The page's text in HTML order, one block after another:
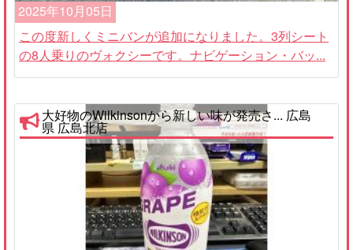
2025年10月05日
この度新しくミニバンが追加になりました。3列シート
の8人乗りのヴォクシーです。ナビゲーション・バッ...
大好物のWilkinsonから新しい味が発売さ... 広島
県 広島北店